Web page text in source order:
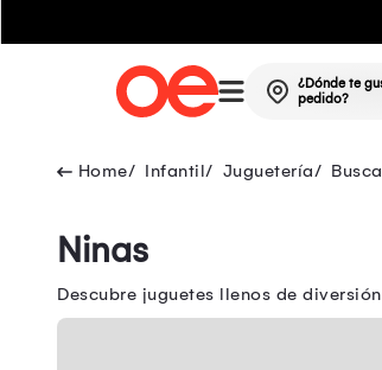
¿Dónde te
pedido?
Infantil Juguetería
Ninas
Descubre juguetes llenos de